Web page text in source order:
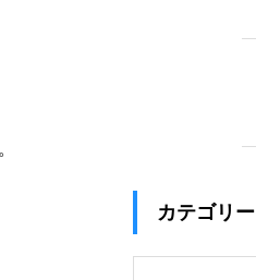
カテゴリー